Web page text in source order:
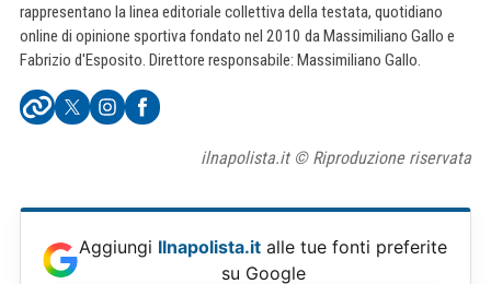
rappresentano la linea editoriale collettiva della testata, quotidiano
online di opinione sportiva fondato nel 2010 da Massimiliano Gallo e
Fabrizio d'Esposito. Direttore responsabile: Massimiliano Gallo.
ilnapolista.it © Riproduzione riservata
Aggiungi Ilnapolista.it alle tue fonti preferite
su Google